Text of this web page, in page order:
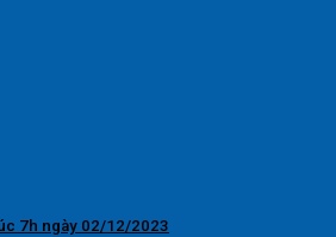
7h ngày 02/12/2023